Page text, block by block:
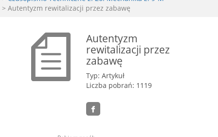
> Autentyzm rewitalizacji przez zabawę
Autentyzm
rewitalizacji przez
zabawę
Typ: Artykuł
Liczba pobrań: 1119